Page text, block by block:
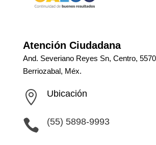
Atención Ciudadana
And. Severiano Reyes Sn, Centro,
Berriozabal, Méx.
 Ubicación
 (55) 5898-9993